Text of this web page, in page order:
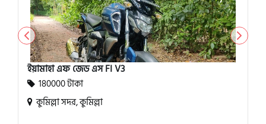
ইয়ামাহা এফ জেড এস FI V3
180000 টাকা
কুমিল্লা সদর, কুমিল্লা